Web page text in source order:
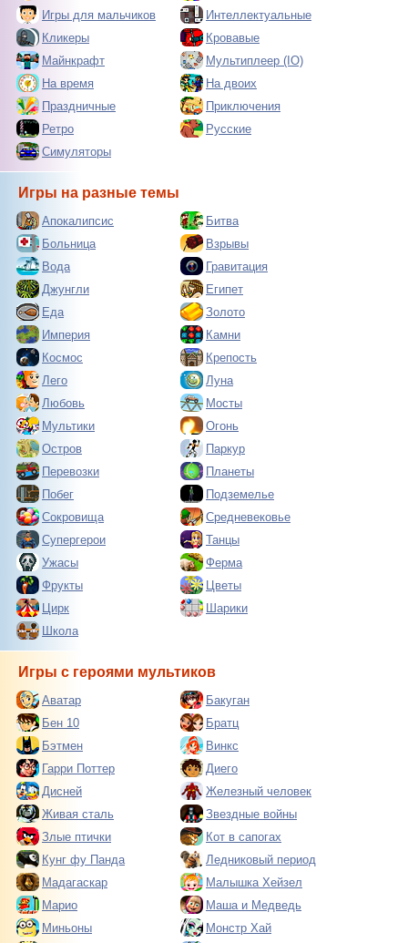
Игры для мальчиков
Интеллектуальные
Кликеры
Кровавые
Майнкрафт
Мультиплеер (IO)
На время
На двоих
Праздничные
Приключения
Ретро
Русские
Симуляторы
Игры на разные темы
Апокалипсис
Битва
Больница
Взрывы
Вода
Гравитация
Джунгли
Египет
Еда
Золото
Империя
Камни
Космос
Крепость
Лего
Луна
Любовь
Мосты
Мультики
Огонь
Остров
Паркур
Перевозки
Планеты
Побег
Подземелье
Сокровища
Средневековье
Супергерои
Танцы
Ужасы
Ферма
Фрукты
Цветы
Цирк
Шарики
Школа
Игры с героями мультиков
Аватар
Бакуган
Бен 10
Братц
Бэтмен
Винкс
Гарри Поттер
Диего
Дисней
Железный человек
Живая сталь
Звездные войны
Злые птички
Кот в сапогах
Кунг фу Панда
Ледниковый период
Мадагаскар
Малышка Хейзел
Марио
Маша и Медведь
Миньоны
Монстр Хай